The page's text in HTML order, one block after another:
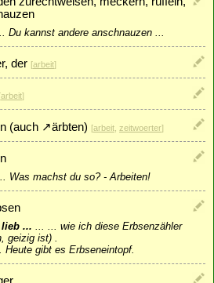
Du kannst andere anschnauzen ...
der [arbeit]
[arbeit]
(auch ↗ärbten) [arbeit zeitwoerter]
Was machst du so? - Arbeiten!
... ... ... wie ich diese Erbsenzähler
geizig ist) .
Heute gibt es Erbseneintopf.